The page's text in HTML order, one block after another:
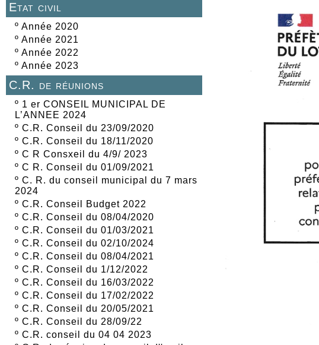
Etat civil
º Année 2020
º Année 2021
º Année 2022
º Année 2023
C.R. de réunions
º 1 er CONSEIL MUNICIPAL DE
L’ANNEE 2024
º C.R. Conseil du 23/09/2020
º C.R. Conseil du 18/11/2020
º C R Consxeil du 4/9/ 2023
º C R. Conseil du 01/09/2021
º C. R. du conseil municipal du 7 mars
2024
º C.R. Conseil Budget 2022
º C.R. Conseil du 08/04/2020
º C.R. Conseil du 01/03/2021
º C.R. Conseil du 02/10/2024
º C.R. Conseil du 08/04/2021
º C.R. Conseil du 1/12/2022
º C.R. Conseil du 16/03/2022
º C.R. Conseil du 17/02/2022
º C.R. Conseil du 20/05/2021
º C.R. Conseil du 28/09/22
º C.R. conseil du 04 04 2023